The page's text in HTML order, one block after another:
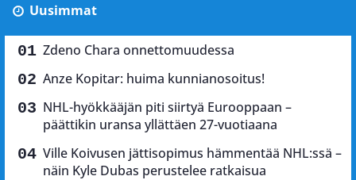
Uusimmat
Zdeno Chara onnettomuudessa
Anze Kopitar: huima kunnianosoitus!
NHL-hyökkääjän piti siirtyä Eurooppaan –
päättikin uransa yllättäen 27-vuotiaana
Ville Koivusen jättisopimus hämmentää NHL:ssä –
näin Kyle Dubas perustelee ratkaisua